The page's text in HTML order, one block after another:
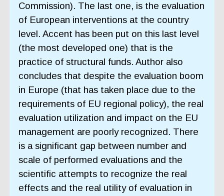
Commission). The last one, is the evaluation
of European interventions at the country
level. Accent has been put on this last level
(the most developed one) that is the
practice of structural funds. Author also
concludes that despite the evaluation boom
in Europe (that has taken place due to the
requirements of EU regional policy), the real
evaluation utilization and impact on the EU
management are poorly recognized. There
is a significant gap between number and
scale of performed evaluations and the
scientific attempts to recognize the real
effects and the real utility of evaluation in